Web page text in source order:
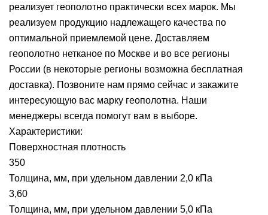
реализует геополотно практически всех марок. Мы
реализуем продукцию надлежащего качества по
оптимальной приемлемой цене. Доставляем
геополотно нетканое по Москве и во все регионы
России (в некоторые регионы возможна бесплатная
доставка). Позвоните нам прямо сейчас и закажите
интересующую вас марку геополотна. Наши
менеджеры всегда помогут вам в выборе.
Характеристики:
Поверхностная плотность
350
Толщина, мм, при удельном давлении 2,0 кПа
3,60
Толщина, мм, при удельном давлении 5,0 кПа